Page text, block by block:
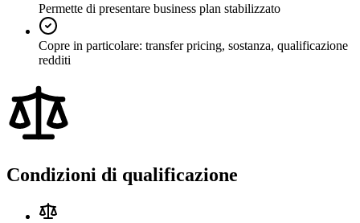
Permette di presentare business plan stabilizzato
Copre in particolare: transfer pricing, sostanza, qualificazione
redditi
Condizioni di qualificazione